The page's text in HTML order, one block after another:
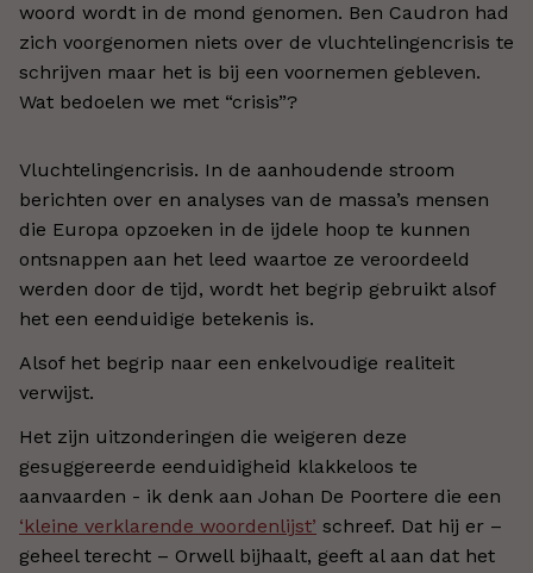
woord wordt in de mond genomen. Ben Caudron had
zich voorgenomen niets over de vluchtelingencrisis te
schrijven maar het is bij een voornemen gebleven.
Wat bedoelen we met “crisis”?
Vluchtelingencrisis. In de aanhoudende stroom
berichten over en analyses van de massa’s mensen
die Europa opzoeken in de ijdele hoop te kunnen
ontsnappen aan het leed waartoe ze veroordeeld
werden door de tijd, wordt het begrip gebruikt alsof
het een eenduidige betekenis is.
Alsof het begrip naar een enkelvoudige realiteit
verwijst.
Het zijn uitzonderingen die weigeren deze
gesuggereerde eenduidigheid klakkeloos te
aanvaarden - ik denk aan Johan De Poortere die een
‘kleine verklarende woordenlijst’ schreef. Dat hij er –
geheel terecht – Orwell bijhaalt, geeft al aan dat het